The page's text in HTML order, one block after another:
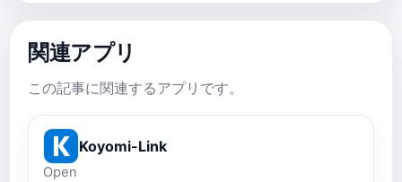
関連アプリ
この記事に関連するアプリです。
Koyomi-Link
Open